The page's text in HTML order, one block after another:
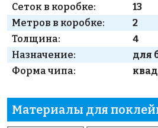
Сеток в коробке:
13
Метров в коробке:
2
Толщина:
4
Назначение:
для
Форма чипа:
Материалы для